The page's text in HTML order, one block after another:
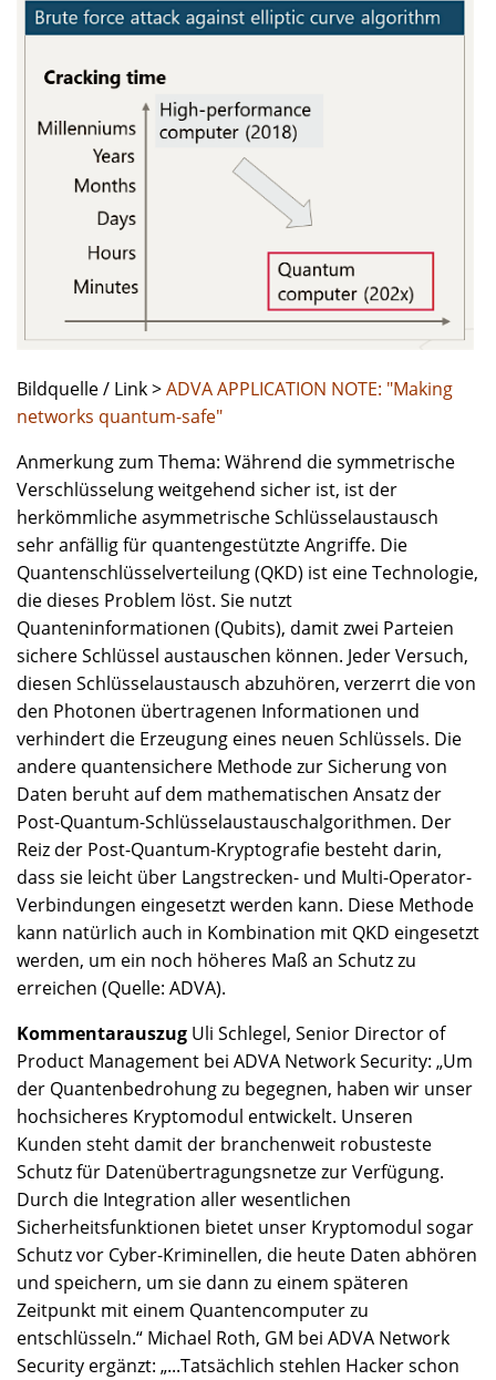
Bildquelle / Link >ADVA APPLICATION NOTE: "Making
networks quantum-safe"
Anmerkung zum Thema: Während die symmetrische
Verschlüsselung weitgehend sicher ist, ist der
herkömmliche asymmetrische Schlüsselaustausch
sehr anfällig für quantengestützte Angriffe. Die
Quantenschlüsselverteilung (QKD) ist eine Technologie,
die dieses Problem löst. Sie nutzt
Quanteninformationen (Qubits), damit zwei Parteien
sichere Schlüssel austauschen können. Jeder Versuch,
diesen Schlüsselaustausch abzuhören, verzerrt die von
den Photonen übertragenen Informationen und
verhindert die Erzeugung eines neuen Schlüssels. Die
andere quantensichere Methode zur Sicherung von
Daten beruht auf dem mathematischen Ansatz der
Post-Quantum-Schlüsselaustauschalgorithmen. Der
Reiz der Post-Quantum-Kryptografie besteht darin,
dass sie leicht über Langstrecken- und Multi-Operator-
Verbindungen eingesetzt werden kann. Diese Methode
kann natürlich auch in Kombination mit QKD eingesetzt
werden, um ein noch höheres Maß an Schutz zu
erreichen (Quelle: ADVA).
Kommentarauszug Uli Schlegel, Senior Director of
Product Management bei ADVA Network Security: „Um
der Quantenbedrohung zu begegnen, haben wir unser
hochsicheres Kryptomodul entwickelt. Unseren
Kunden steht damit der branchenweit robusteste
Schutz für Datenübertragungsnetze zur Verfügung.
Durch die Integration aller wesentlichen
Sicherheitsfunktionen bietet unser Kryptomodul sogar
Schutz vor Cyber-Kriminellen, die heute Daten abhören
und speichern, um sie dann zu einem späteren
Zeitpunkt mit einem Quantencomputer zu
entschlüsseln.“ Michael Roth, GM bei ADVA Network
Security ergänzt: „...Tatsächlich stehlen Hacker schon